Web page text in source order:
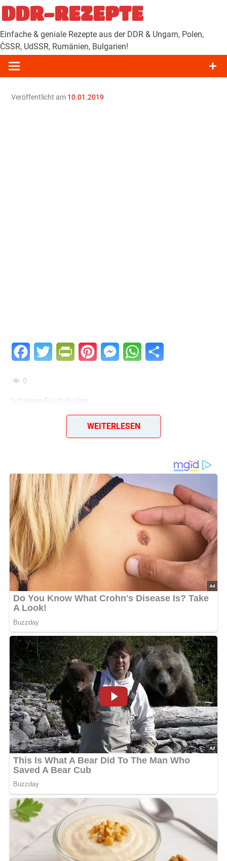
Zum
Inhalt
springen
DDR-REZEPTE
Einfache & geniale Rezepte aus der DDR & Ungarn, Polen,
ČSSR, UdSSR, Rumänien, Bulgarien!
Veröffentlicht am 10.01.2019
FacebookTwitter PrintFriendly
PinterestMessengerWhatsApp
0
Schinken-Fisch-Rollen
500 g Fischfilet, Zitronensaft, Salz, 100 g gekochter
Schinken, 100 g Mehl, 3 Eßlöffel Milch, 2 Eier, 100 g
Das Fischfilet in dünne Scheiben schneiden, säuern und
salzen.
Jeweils zwischen 2 Fischscheiben 1 Schinkenscheibe
legen, mit Holzstäbchen oder Rouladennadeln
zusammenstecken.
Vorsichtig in Mehl, mit Milch verquirlten Eiern und zuletzt
in Semmelbröseln – vermischt mit Reibekäse – wenden.
Die Fischportionen in erhitztem Öl nicht zu dunkel braten,
weil sonst die Panade durch den Käse einen bitteren
Geschmack bekommt.
Nach: Kochkunst: Lukullisches von A bis Z.- 3. Aufl., Verlag für die Frau, 1986, Leipzig, DDR
5/5 (1 Bewertung)
WEITERLESEN